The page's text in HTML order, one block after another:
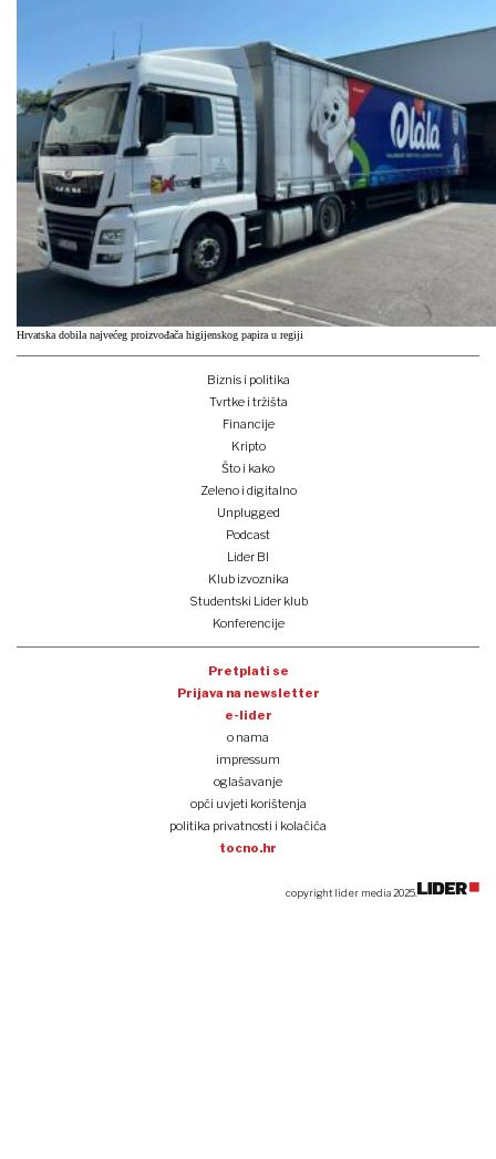
Hrvatska dobila najvećeg proizvođača higijenskog papira u regiji
Biznis i politika
Tvrtke i tržišta
Financije
Kripto
Što i kako
Zeleno i digitalno
Unplugged
Podcast
Lider BI
Klub izvoznika
Studentski Lider klub
Konferencije
Pretplati se
Prijava na newsletter
e-lider
o nama
impressum
oglašavanje
opći uvjeti korištenja
politika privatnosti i kolačića
tocno.hr
copyright lider media 2025.